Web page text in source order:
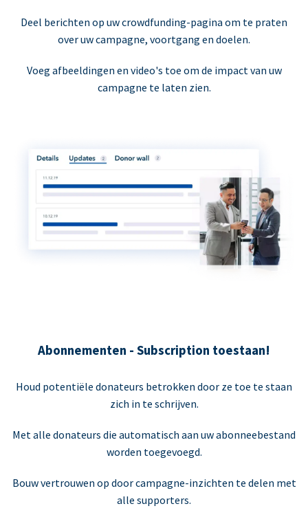
Deel berichten op uw crowdfunding-pagina om te praten
over uw campagne, voortgang en doelen.
Voeg afbeeldingen en video's toe om de impact van uw
campagne te laten zien.
Abonnementen - Subscription toestaan!
Houd potentiële donateurs betrokken door ze toe te staan
zich in te schrijven.
Met alle donateurs die automatisch aan uw abonneebestand
worden toegevoegd.
Bouw vertrouwen op door campagne-inzichten te delen met
alle supporters.